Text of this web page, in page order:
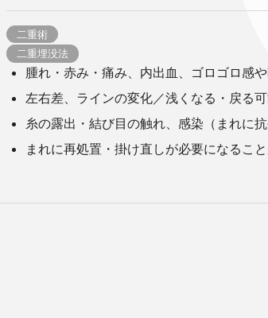
二重術
二重埋没法
腫れ・赤み・痛み、内出血、ゴロゴロ感
左右差、ラインの変化／浅くなる・戻る
糸の露出・結び目の触れ、感染（まれに抗
まれに再処置・掛け直しが必要になるこ